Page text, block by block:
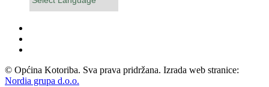
© Općina Kotoriba. Sva prava pridržana. Izrada web stranice:
Nordia grupa d.o.o.